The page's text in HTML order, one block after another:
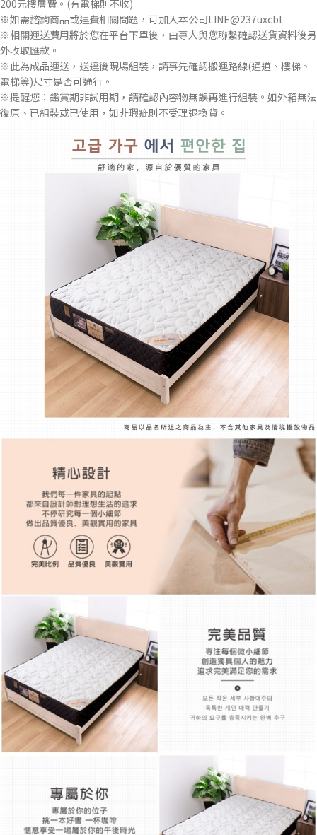
200元樓層費。(有電梯則不收)
※如需諮詢商品或運費相關問題，可加入本公司LINE@237uxcbl
※相關運送費用將於您在平台下單後，由專人與您聯繫確認送貨資料後另
外收取匯款。
※此為成品運送，送達後現場組裝，請事先確認搬運路線(通道、樓梯、
電梯等)尺寸是否可通行。
※提醒您：鑑賞期非試用期，請確認內容物無誤再進行組裝。如外箱無法
復原、已組裝或已使用，如非瑕疵則不受理退換貨。